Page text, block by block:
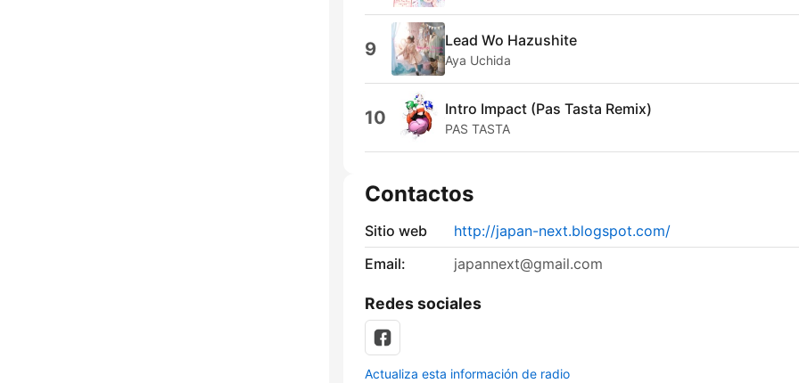
9 Lead Wo Hazushite
Aya Uchida
10 Intro Impact (Pas Tasta Remix)
PAS TASTA
Contactos
Sitio web
http://japan-next.blogspot.com/
Email:
japannext@gmail.com
Redes sociales
Actualiza esta información de radio